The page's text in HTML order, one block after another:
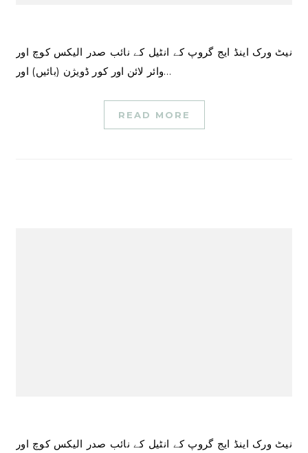
نیٹ ورک اینڈ ایج گروپ کے انٹیل کے نائب صدر الیکس کوچ اور
وائر لائن اور کور ڈویژن (بائیں) اور…
READ MORE
نیٹ ورک اینڈ ایج گروپ کے انٹیل کے نائب صدر الیکس کوچ اور